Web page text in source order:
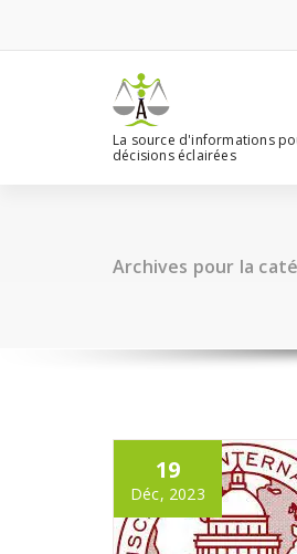
contenu
La source d'informations
décisions éclairées
Archives pour la
19
Déc, 2023